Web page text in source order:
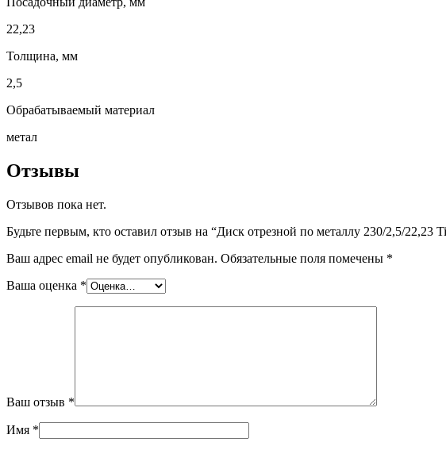
22,23
Толщина, мм
2,5
Обрабатываемый материал
метал
Отзывы
Отзывов пока нет.
Будьте первым, кто оставил отзыв на “Диск отрезной по металлу 230/2,5/22,23
Ваш адрес email не будет опубликован. Обязательные поля помечены *
Ваша оценка *
Ваш отзыв *
Имя *